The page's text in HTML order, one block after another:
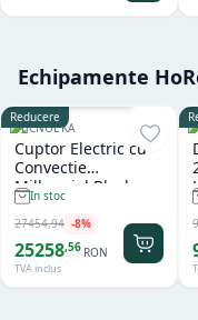
Echipamente
Reducere
TECNOEKA
Cuptor Electric cu
Convectie
Millennial Black
Mask Gastro 11 tavi
x GN 1/1 Tecnoeka
In stoc
27454,94 -8%
25258,56 RON
TVA inclus